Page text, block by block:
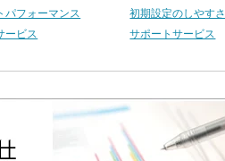
パフォーマンス
初期設定のしやすさ
ービス
サポートサービス